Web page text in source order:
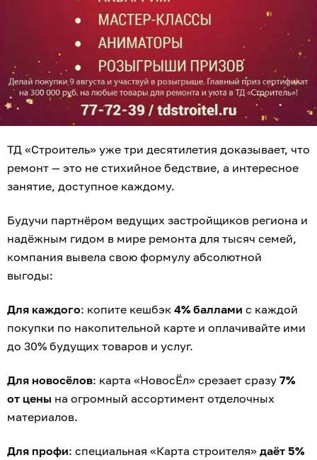
ТД «Строитель» уже три десятилетия доказывает, что
ремонт — это не стихийное бедствие, а интересное
занятие, доступное каждому.
Будучи партнёром ведущих застройщиков региона и
надёжным гидом в мире ремонта для тысяч семей,
компания вывела свою формулу абсолютной
выгоды:
Для каждого: копите кешбэк 4% баллами с каждой
покупки по накопительной карте и оплачивайте ими
до 30% будущих товаров и услуг.
Для новосёлов: карта «НовосЁл» срезает сразу 7%
от цены на огромный ассортимент отделочных
материалов.
Для профи: специальная «Карта строителя» даёт 5%